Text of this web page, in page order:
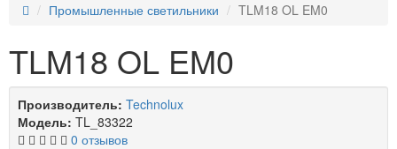
Промышленные светильники
TLM18 OL EM0
TLM18 OL EM0
Производитель: Technolux
Модель: TL_83322
0 отзывов